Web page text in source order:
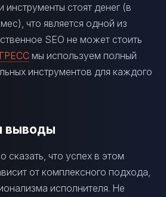
инструменты стоят денег (в
что является одной из
SEO не может стоить
мы используем полный
инструментов для каждого
выводы
что успех в этом
от комплексного подхода,
исполнителя. Не